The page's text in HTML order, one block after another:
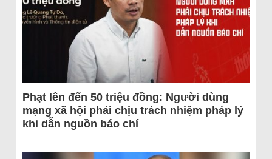
Phạt lên đến 50 triệu đồng: Người dùng
mạng xã hội phải chịu trách nhiệm pháp lý
khi dẫn nguồn báo chí